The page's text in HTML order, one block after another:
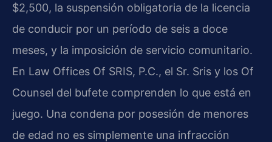
$2,500, la suspensión obligatoria de la licencia
de conducir por un período de seis a doce
meses, y la imposición de servicio comunitario.
En Law Offices Of SRIS, P.C., el Sr. Sris y los Of
Counsel del bufete comprenden lo que está en
juego. Una condena por posesión de menores
de edad no es simplemente una infracción